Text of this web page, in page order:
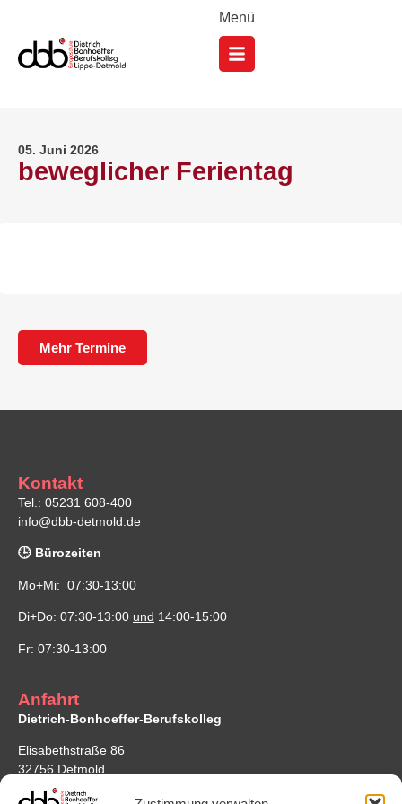
Menü
05. Juni 2026
beweglicher Ferientag
Mehr Termine
Kontakt
Tel.: 05231 608-400
info@dbb-detmold.de
🕒 Bürozeiten
Mo+Mi: 07:30-13:00
Di+Do: 07:30-13:00 und 14:00-15:00
Fr: 07:30-13:00
Anfahrt
Dietrich-Bonhoeffer-Berufskolleg
Elisabethstraße 86
32756 Detmold
Google Maps